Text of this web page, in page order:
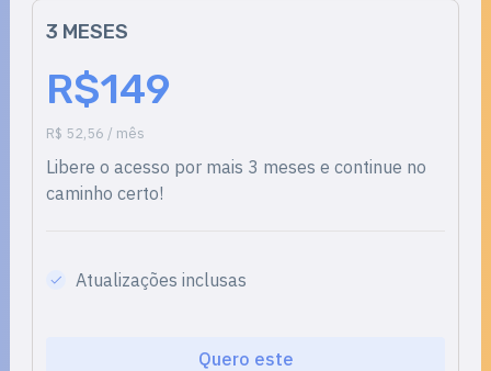
3 MESES
R$149
R$ 52,56 / mês
Libere o acesso por mais 3 meses e continue no
caminho certo!
Atualizações inclusas
Quero este